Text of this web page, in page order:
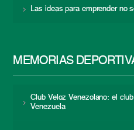
Las ideas para emprender no
MEMORIAS
Club Veloz Venezolano: el
Venezuela